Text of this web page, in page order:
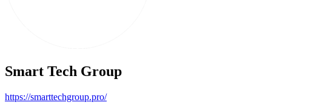
Smart Tech Group
https://smarttechgroup.pro/